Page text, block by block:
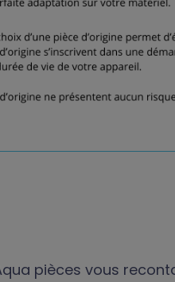
pièces vous